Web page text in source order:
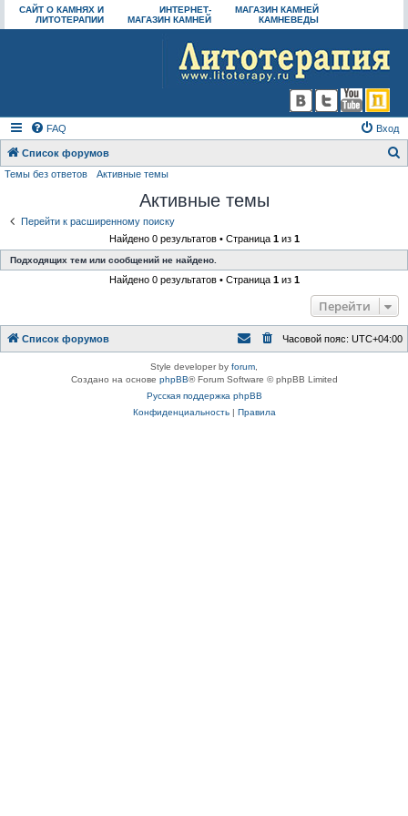
САЙТ О КАМНЯХ И
ЛИТОТЕРАПИИ
ИНТЕРНЕТ-
МАГАЗИН КАМНЕЙ
МАГАЗИН КАМНЕЙ
КАМНЕВЕДЫ
FAQ Вход
Список форумов
Темы без ответов Активные темы
Активные темы
Перейти к расширенному поиску
Найдено 0 результатов • Страница 1из 1
Подходящих тем или сообщений не найдено.
Найдено 0 результатов • Страница 1из 1
Перейти
Список форумов Часовой пояс: UTC+04:00
Style developer by forum
Создано на основе phpBB® Forum Software © phpBB Limited
Русская поддержка phpBB
Конфиденциальность| Правила